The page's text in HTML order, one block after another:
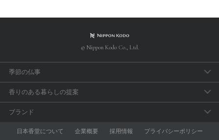
© Nippon Kodo Co., Ltd.
季節の仏事
春のお彼岸
母の日参り
父の日参り
香りのある暮らしの提案
アロマで手軽に「睡眠のセルフケア」
おうち時間の充実に香りを取り入れよう
ブランド
aroma vera
日本香堂について 企業概要 採用情報 プライバシーポリシー